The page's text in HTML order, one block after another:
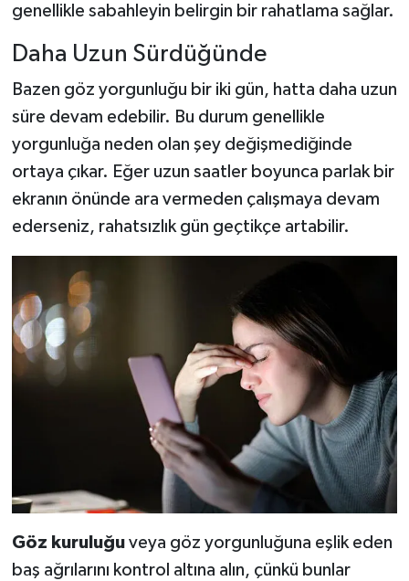
genellikle sabahleyin belirgin bir rahatlama sağlar.
Daha Uzun Sürdüğünde
Bazen göz yorgunluğu bir iki gün, hatta daha uzun
süre devam edebilir. Bu durum genellikle
yorgunluğa neden olan şey değişmediğinde
ortaya çıkar. Eğer uzun saatler boyunca parlak bir
ekranın önünde ara vermeden çalışmaya devam
ederseniz, rahatsızlık gün geçtikçe artabilir.
Göz kuruluğuveya göz yorgunluğuna eşlik eden
baş ağrılarını kontrol altına alın, çünkü bunlar